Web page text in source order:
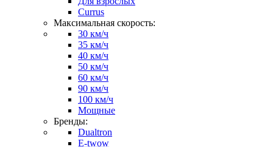
Currus
Максимальная скорость:
30 км/ч
35 км/ч
40 км/ч
50 км/ч
60 км/ч
90 км/ч
100 км/ч
Мощные
Бренды:
Dualtron
E-twow